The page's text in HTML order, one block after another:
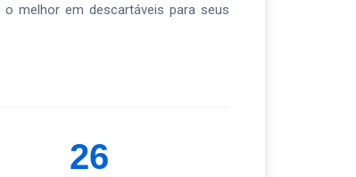
melhor em descartáveis para seus
26